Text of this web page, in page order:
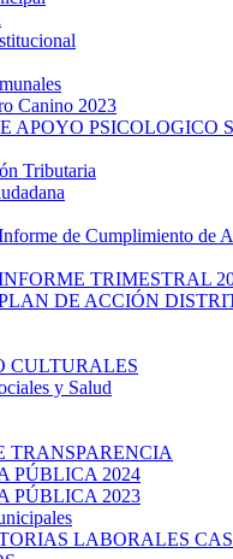
Canino 2023
APOYO PSICOLOGICO
Tributaria
de Cumplimiento de
TRIMESTRAL
DE ACCIÓN
CULTURALES
y Salud
TRANSPARENCIA
PÚBLICA 2024
PÚBLICA 2023
LABORALES CAS